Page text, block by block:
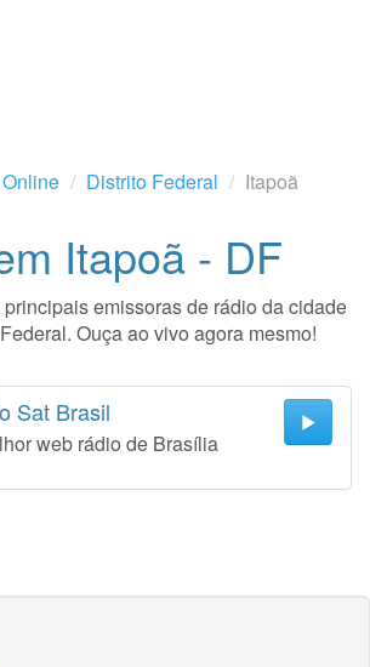
Distrito Federal Itapoã
Itapoã - DF
emissoras de rádio da cidade
Ouça ao vivo agora mesmo!
Sat Brasil
web rádio de Brasília